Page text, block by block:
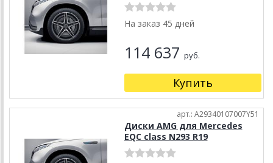
На заказ 45 дней
114 637 руб.
Купить
арт.: A29340107007Y51
Диски AMG для Mercedes
EQC class N293 R19